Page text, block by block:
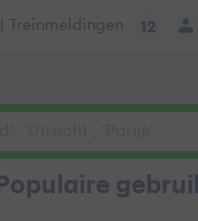
| Treinmeldingen 12
Populaire